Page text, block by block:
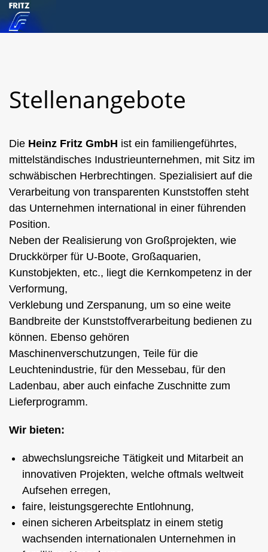
Stellenangebote
Die Heinz Fritz GmbH ist ein familiengeführtes,
mittelständisches Industrieunternehmen, mit Sitz im
schwäbischen Herbrechtingen. Spezialisiert auf die
Verarbeitung von transparenten Kunststoffen steht
das Unternehmen international in einer führenden
Position.
Neben der Realisierung von Großprojekten, wie
Druckkörper für U-Boote, Großaquarien,
Kunstobjekten, etc., liegt die Kernkompetenz in der
Verformung,
Verklebung und Zerspanung, um so eine weite
Bandbreite der Kunststoffverarbeitung bedienen zu
können. Ebenso gehören
Maschinenverschutzungen, Teile für die
Leuchtenindustrie, für den Messebau, für den
Ladenbau, aber auch einfache Zuschnitte zum
Lieferprogramm.
Wir bieten:
abwechslungsreiche Tätigkeit und Mitarbeit an
innovativen Projekten, welche oftmals weltweit
Aufsehen erregen,
faire, leistungsgerechte Entlohnung,
einen sicheren Arbeitsplatz in einem stetig
wachsenden internationalen Unternehmen in